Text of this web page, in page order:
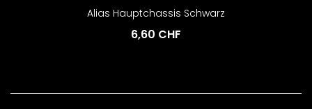
Alias Hauptchassis Schwarz
6,60 CHF